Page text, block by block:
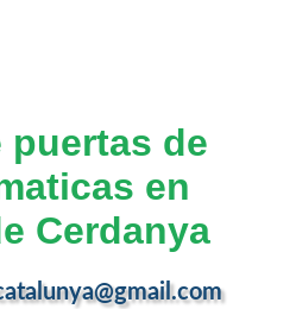
puertas de
en
Cerdanya